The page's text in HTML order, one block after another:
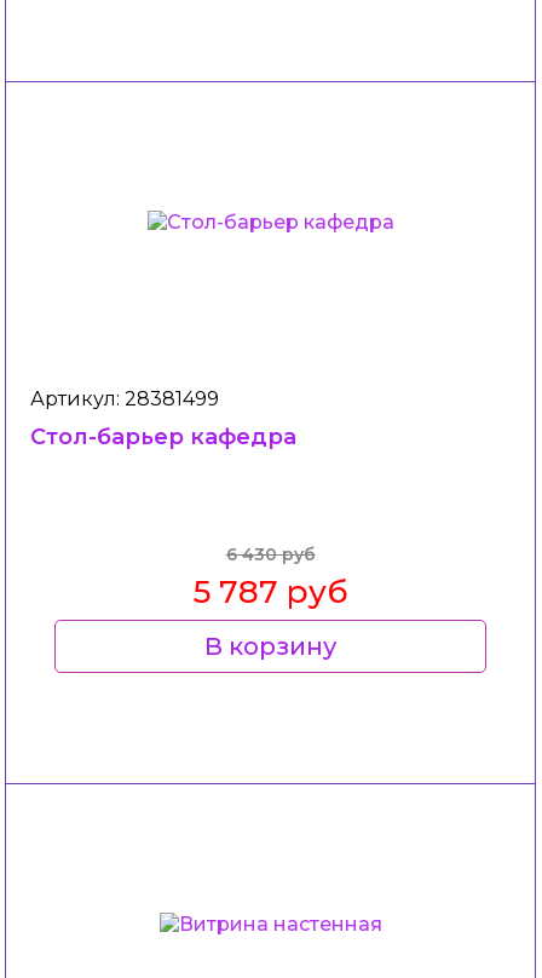
Артикул: 28381499
Стол-барьер кафедра
6 430 руб
5 787 руб
В корзину